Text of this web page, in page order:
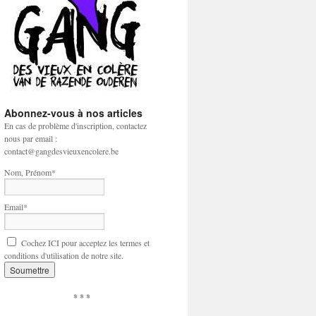
Abonnez-vous à nos articles
En cas de problème d'inscription, contactez
nous par email :
contact@gangdesvieuxencolere.be
Nom, Prénom*
Email*
Cochez ICI pour acceptez les termes et
conditions d'utilisation de notre site.
* * *